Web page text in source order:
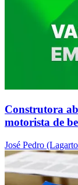
Construtora
motorista de
José Pedro